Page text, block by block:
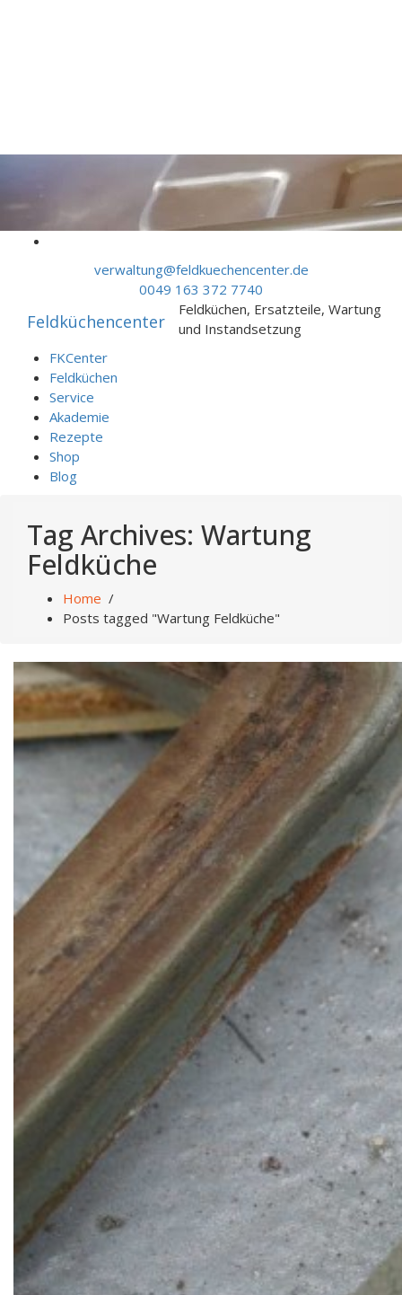
verwaltung@feldkuechencenter.de
0049 163 372 7740
Feldküchencenter
Feldküchen, Ersatzteile, Wartung
und Instandsetzung
FKCenter
Feldküchen
Service
Akademie
Rezepte
Shop
Blog
Tag Archives: Wartung
Feldküche
Home /
Posts tagged "Wartung Feldküche"